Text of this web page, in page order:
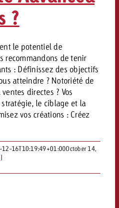
GOLDBACH
Video Network
cross-canal de la vidéo
Beitrag
Une portée mesurable
planification – l’impact fait la
publicitaires se
rejet
l’article
avec Steve Krebser
Audio Network
ONLINE
Goldbach Video Network
cross-canal de la vidéo
GOLDBACH
Goldbach Video Network
cross-canal de la vidéo
Online
Contenu
Goldbach
?
le potentiel de
recommandons de tenir
: Définissez des objectifs
atteindre ? Notoriété de
directes ? Vos
le ciblage et la
vos créations : Créez
12-16T10:19:49+01:00October 14,
|